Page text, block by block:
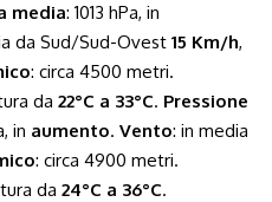
media: 1013 hPa, in
da Sud/Sud-Ovest 15 Km/h,
: circa 4500 metri.
da 22°C a 33°C. Pressione
in aumento. Vento: in media
: circa 4900 metri.
da 24°C a 36°C.